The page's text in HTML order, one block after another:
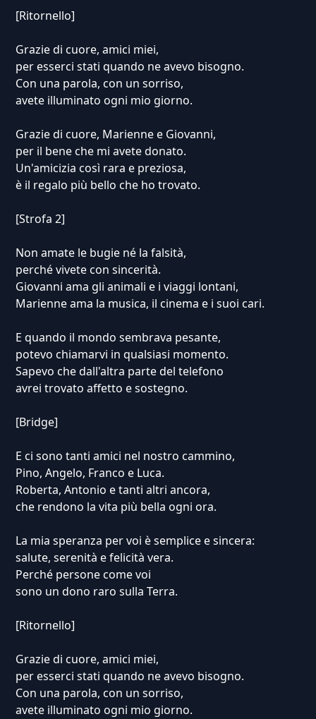
[Ritornello]
Grazie di cuore, amici miei,
per esserci stati quando ne avevo bisogno.
Con una parola, con un sorriso,
avete illuminato ogni mio giorno.
Grazie di cuore, Marienne e Giovanni,
per il bene che mi avete donato.
Un'amicizia così rara e preziosa,
è il regalo più bello che ho trovato.
[Strofa 2]
Non amate le bugie né la falsità,
perché vivete con sincerità.
Giovanni ama gli animali e i viaggi lontani,
Marienne ama la musica, il cinema e i suoi cari.
E quando il mondo sembrava pesante,
potevo chiamarvi in qualsiasi momento.
Sapevo che dall'altra parte del telefono
avrei trovato affetto e sostegno.
[Bridge]
E ci sono tanti amici nel nostro cammino,
Pino, Angelo, Franco e Luca.
Roberta, Antonio e tanti altri ancora,
che rendono la vita più bella ogni ora.
La mia speranza per voi è semplice e sincera:
salute, serenità e felicità vera.
Perché persone come voi
sono un dono raro sulla Terra.
[Ritornello]
Grazie di cuore, amici miei,
per esserci stati quando ne avevo bisogno.
Con una parola, con un sorriso,
avete illuminato ogni mio giorno.